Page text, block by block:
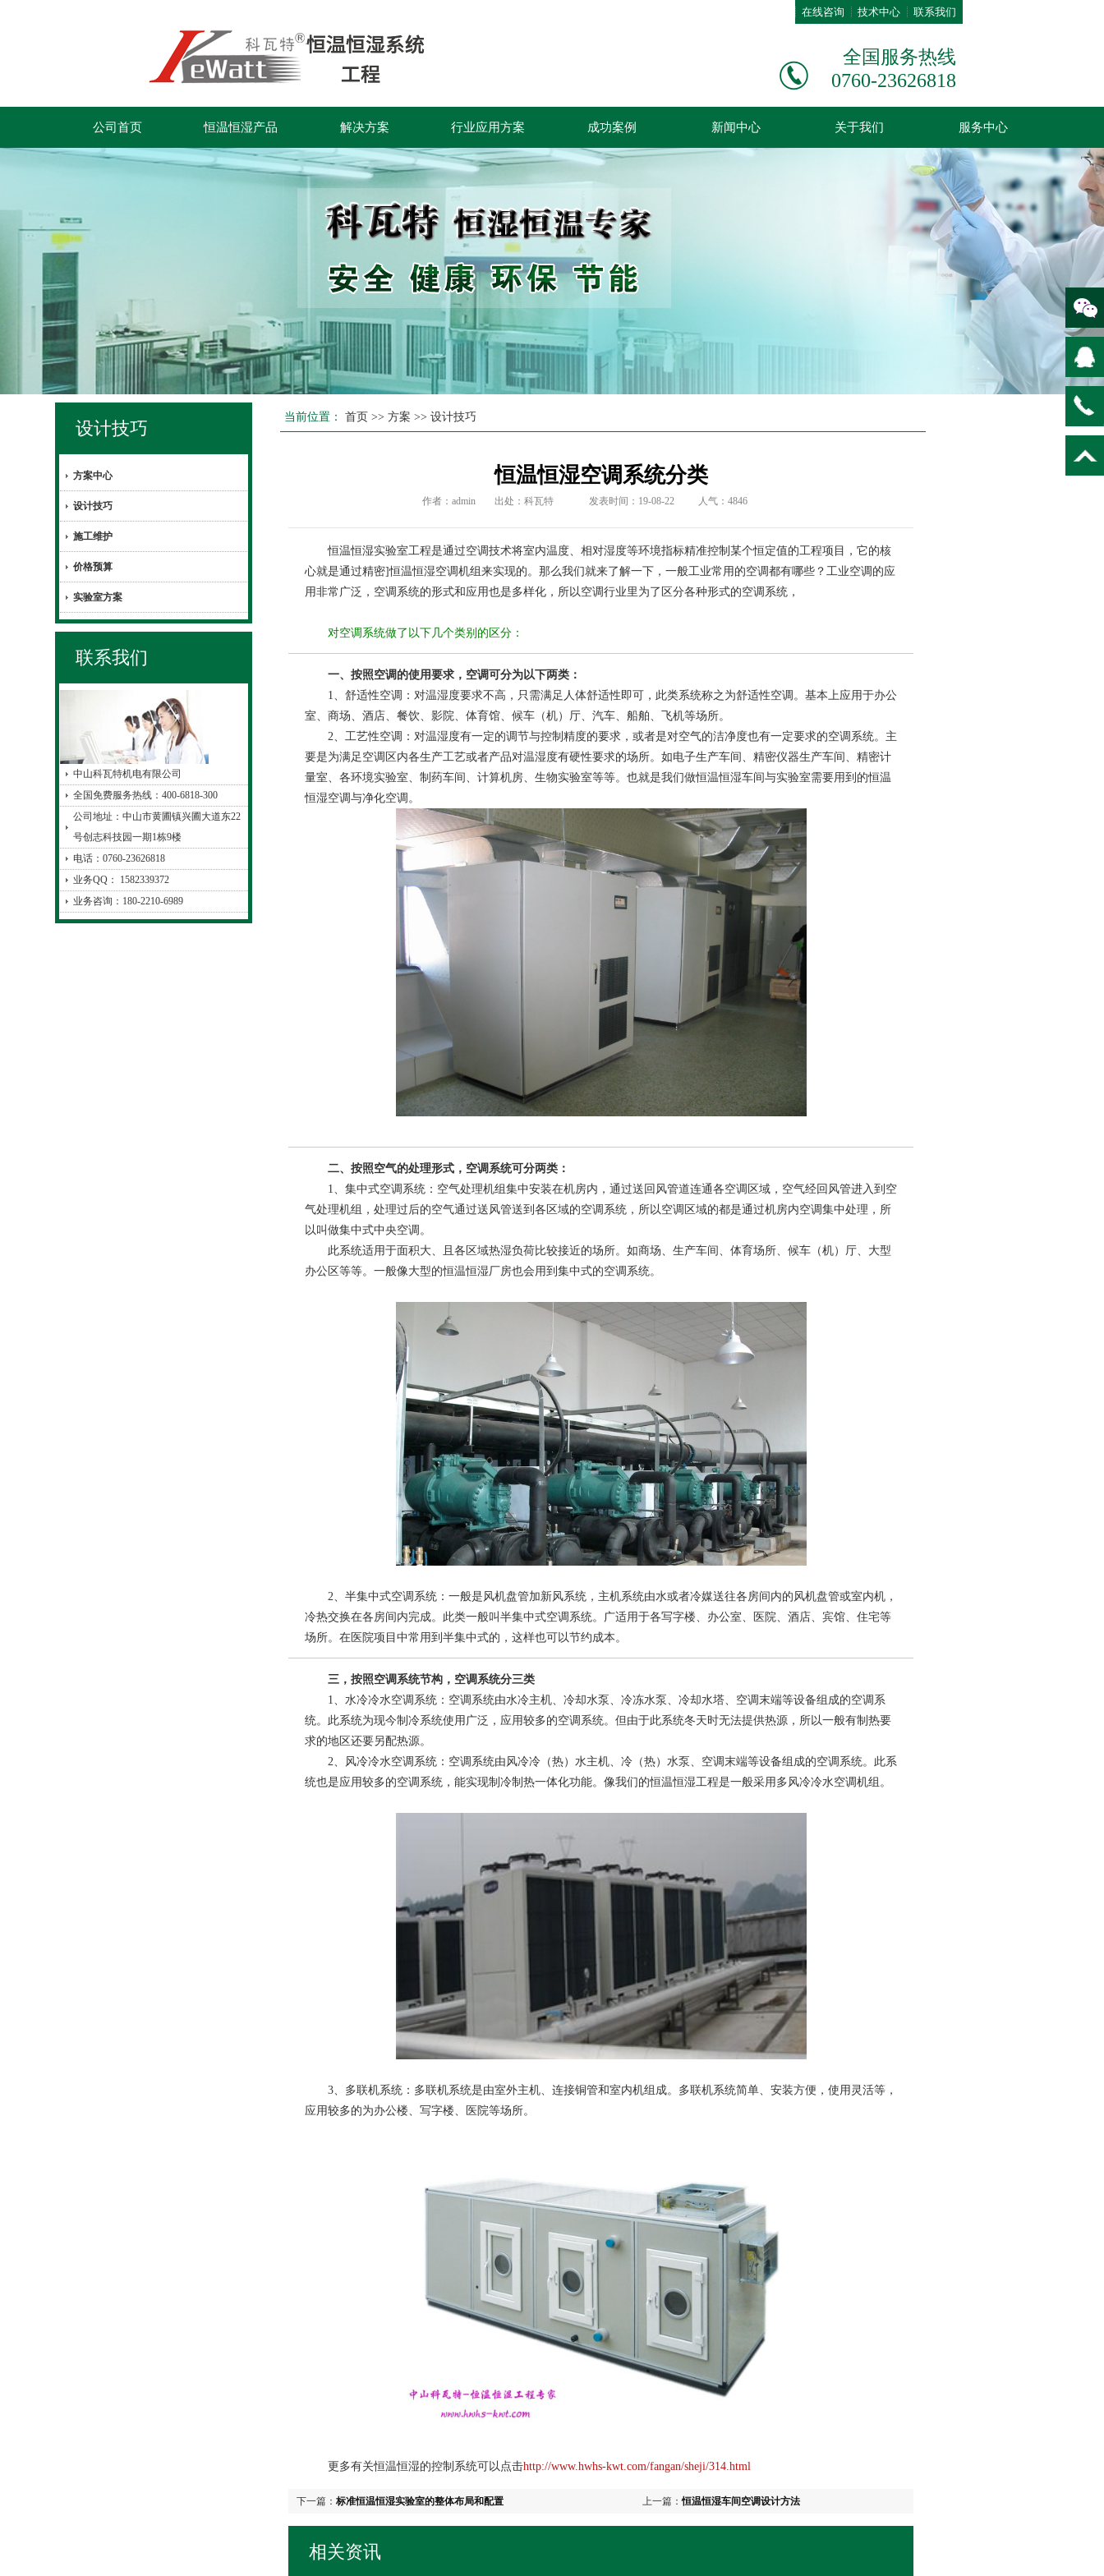
在线咨询 技术中心 联系我们
全国服务热线
0760-23626818
公司首页 恒温恒湿产品 解决方案 行业应用方案 成功案例 新闻中心 关于我们 服务中心
设计技巧
方案中心
设计技巧
施工维护
价格预算
实验室方案
联系我们
中山科瓦特机电有限公司
全国免费服务热线：400-6818-300
公司地址：中山市黄圃镇兴圃大道东22
号创志科技园一期1栋9楼
电话：0760-23626818
业务QQ： 1582339372
业务咨询：180-2210-6989
当前位置： 首页 >>方案 >>设计技巧
恒温恒湿空调系统分类
作者：admin 出处： 科瓦特 发表时间：19-08-22 人气： 4846
恒温恒湿实验室工程是通过空调技术将室内温度、相对湿度等环境指标精准控制某个恒定值的工程项目，它的核
心就是通过精密]恒温恒湿空调机组来实现的。那么我们就来了解一下，一般工业常用的空调都有哪些？工业空调的应
用非常广泛，空调系统的形式和应用也是多样化，所以空调行业里为了区分各种形式的空调系统，
对空调系统做了以下几个类别的区分：
一、按照空调的使用要求，空调可分为以下两类：
1、舒适性空调：对温湿度要求不高，只需满足人体舒适性即可，此类系统称之为舒适性空调。基本上应用于办公
室、商场、酒店、餐饮、影院、体育馆、候车（机）厅、汽车、船舶、飞机等场所。
2、工艺性空调：对温湿度有一定的调节与控制精度的要求，或者是对空气的洁净度也有一定要求的空调系统。主
要是为满足空调区内各生产工艺或者产品对温湿度有硬性要求的场所。如电子生产车间、精密仪器生产车间、精密计
量室、各环境实验室、制药车间、计算机房、生物实验室等等。也就是我们做恒温恒湿车间与实验室需要用到的恒温
恒湿空调与净化空调。
二、按照空气的处理形式，空调系统可分两类：
1、集中式空调系统：空气处理机组集中安装在机房内，通过送回风管道连通各空调区域，空气经回风管进入到空
气处理机组，处理过后的空气通过送风管送到各区域的空调系统，所以空调区域的都是通过机房内空调集中处理，所
以叫做集中式中央空调。
此系统适用于面积大、且各区域热湿负荷比较接近的场所。如商场、生产车间、体育场所、候车（机）厅、大型
办公区等等。一般像大型的恒温恒湿厂房也会用到集中式的空调系统。
2、半集中式空调系统：一般是风机盘管加新风系统，主机系统由水或者冷媒送往各房间内的风机盘管或室内机，
冷热交换在各房间内完成。此类一般叫半集中式空调系统。广适用于各写字楼、办公室、医院、酒店、宾馆、住宅等
场所。在医院项目中常用到半集中式的，这样也可以节约成本。
三，按照空调系统节构，空调系统分三类
1、水冷冷水空调系统：空调系统由水冷主机、冷却水泵、冷冻水泵、冷却水塔、空调末端等设备组成的空调系
统。此系统为现今制冷系统使用广泛，应用较多的空调系统。但由于此系统冬天时无法提供热源，所以一般有制热要
求的地区还要另配热源。
2、风冷冷水空调系统：空调系统由风冷冷（热）水主机、冷（热）水泵、空调末端等设备组成的空调系统。此系
统也是应用较多的空调系统，能实现制冷制热一体化功能。像我们的恒温恒湿工程是一般采用多风冷冷水空调机组。
3、多联机系统：多联机系统是由室外主机、连接铜管和室内机组成。多联机系统简单、安装方便，使用灵活等，
应用较多的为办公楼、写字楼、医院等场所。
更多有关恒温恒湿的控制系统可以点击http://www.hwhs-kwt.com/fangan/sheji/314.html
上一篇：恒温恒湿车间空调设计方法
下一篇：标准恒温恒湿实验室的整体布局和配置
相关资讯